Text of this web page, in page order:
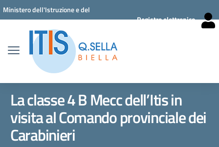
Vai ai contenuti
Vai al menu di navigazione
Vai al footer
Ministero dell'Istruzione e del
Registro elettronico
La classe 4 B Mecc dell’Itis in
visita al Comando provinciale dei
Carabinieri